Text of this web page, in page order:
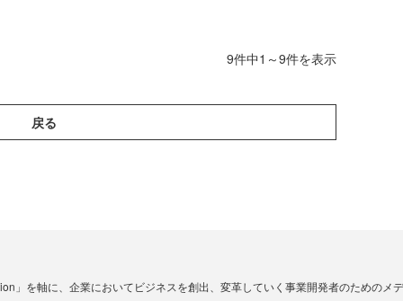
9件中1～9件を表示
戻る
」を軸に、企業においてビジネスを創出、変革していく事業開発者のためのメ